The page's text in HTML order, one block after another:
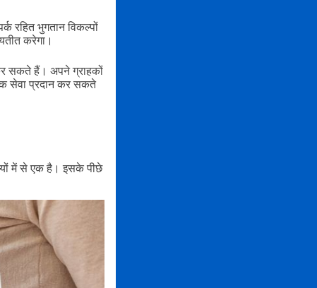
रहित भुगतान विकल्पों
करेगा।
सकते हैं। अपने ग्राहकों
सेवा प्रदान कर सकते
में से एक है। इसके पीछे